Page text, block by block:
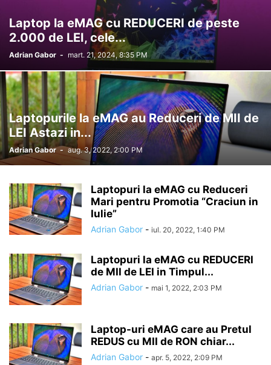
Laptop la eMAG cu REDUCERI de peste
2.000 de LEI, cele...
Adrian Gabor - mart. 21, 2024, 8:35 PM
Laptopurile la eMAG au Reduceri de MII de
LEI Astazi in...
Adrian Gabor - aug. 3, 2022, 2:00 PM
Laptopuri la eMAG cu Reduceri
Mari pentru Promotia “Craciun in
Iulie”
Adrian Gabor - iul. 20, 2022, 1:40 PM
Laptopuri la eMAG cu REDUCERI
de MII de LEI in Timpul...
Adrian Gabor - mai 1, 2022, 2:03 PM
Laptop-uri eMAG care au Pretul
REDUS cu MII de RON chiar...
Adrian Gabor - apr. 5, 2022, 2:09 PM